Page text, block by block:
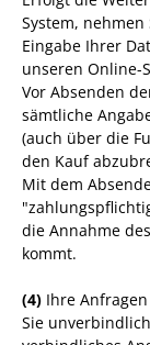
System,
Eingabe Ihrer
unseren Online-
Vor Absenden
sämtliche
(auch über die
den Kauf
Mit dem
die Annahme
kommt.
(4) Ihre
Sie